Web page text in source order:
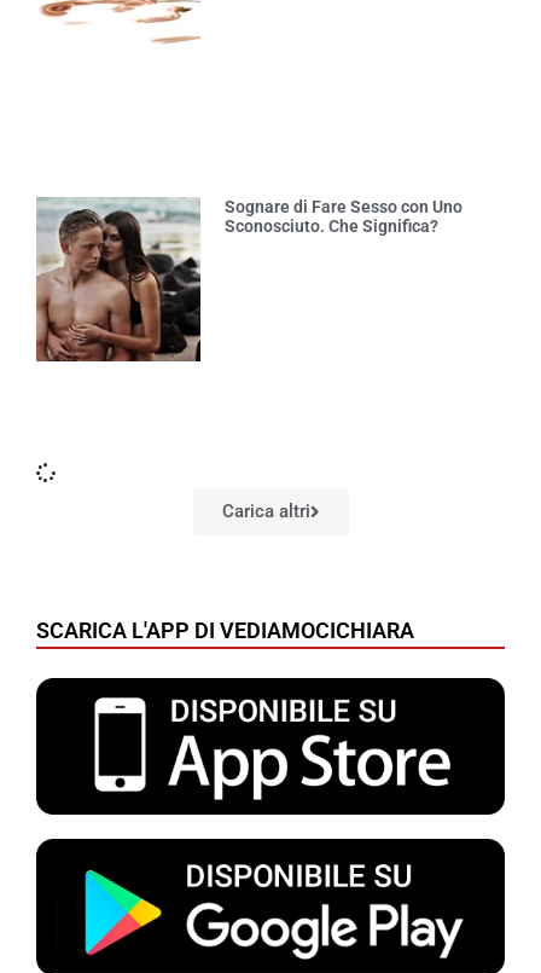
Sognare di Fare Sesso con Uno
Sconosciuto. Che Significa?
Carica altri
SCARICA L'APP DI VEDIAMOCICHIARA